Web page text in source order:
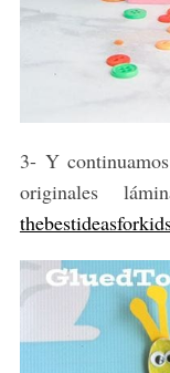
3- Y
originales